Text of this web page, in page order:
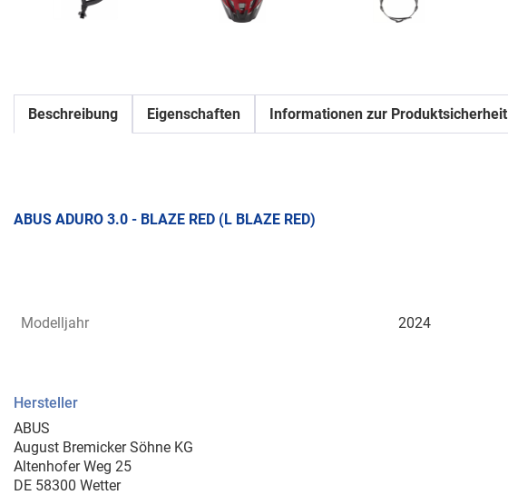
Beschreibung Eigenschaften Informationen zur Produktsicherheit
ABUS ADURO 3.0 - BLAZE RED (L BLAZE RED)
Modelljahr 2024
Hersteller
ABUS
August Bremicker Söhne KG
Altenhofer Weg 25
DE 58300 Wetter